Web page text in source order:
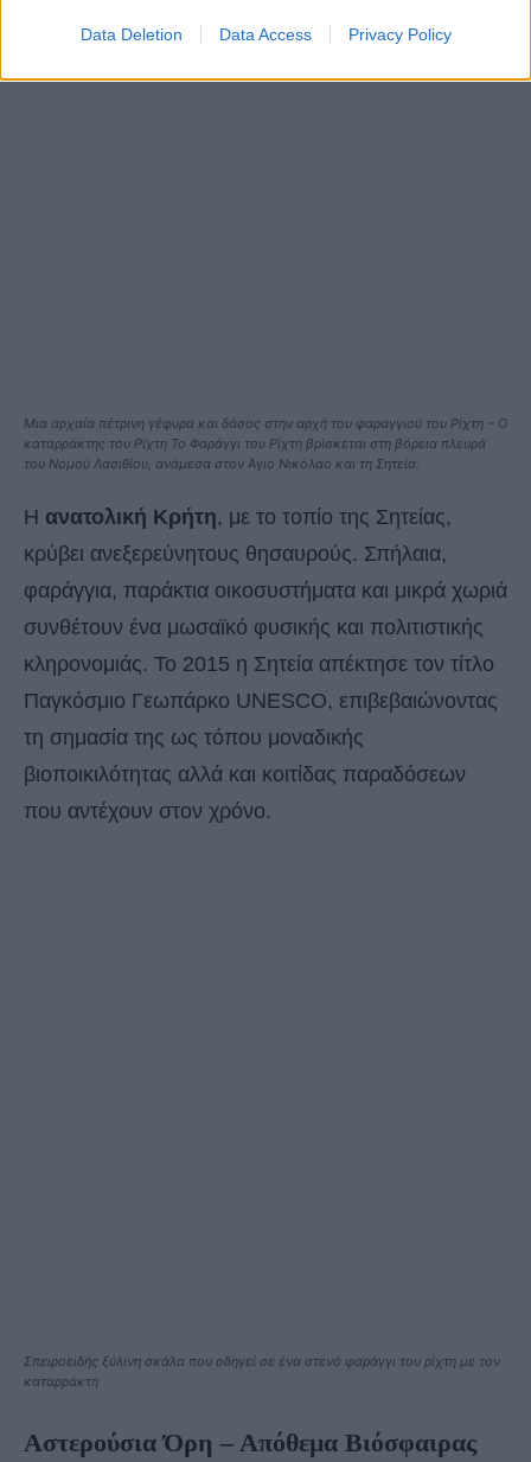
Data Deletion Data Access Privacy Policy
Μια αρχαία πέτρινη γέφυρα και δάσος στην αρχή του φαραγγιού του Ρίχτη – Ο
καταρράκτης του Ρίχτη Το Φαράγγι του Ρίχτη βρίσκεται στη βόρεια πλευρά
του Νομού Λασιθίου, ανάμεσα στον Άγιο Νικόλαο και τη Σητεία.
Η ανατολική Κρήτη, με το τοπίο της Σητείας,
κρύβει ανεξερεύνητους θησαυρούς. Σπήλαια,
φαράγγια, παράκτια οικοσυστήματα και μικρά χωριά
συνθέτουν ένα μωσαϊκό φυσικής και πολιτιστικής
κληρονομιάς. Το 2015 η Σητεία απέκτησε τον τίτλο
Παγκόσμιο Γεωπάρκο UNESCO, επιβεβαιώνοντας
τη σημασία της ως τόπου μοναδικής
βιοποικιλότητας αλλά και κοιτίδας παραδόσεων
που αντέχουν στον χρόνο.
Σπειροειδής ξύλινη σκάλα που οδηγεί σε ένα στενό φαράγγι του ρίχτη με τον
καταρράκτη
Αστερούσια Όρη – Απόθεμα Βιόσφαιρας